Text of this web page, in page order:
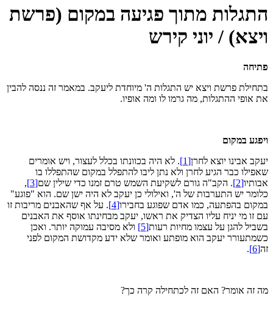
התגלות מתוך פגיעה במקום (פרשת
ויצא) / יוני קירש
פתיחה
בתחילת פרשת ויצא יש התגלות ה' מיוחדת ליעקב. במאמר זה ננסה להבין
את אופי ההתגלות, מה גרמו לו ומה אופיו.
ויפגע במקום
יעקב אבינו יוצא לחרן[1]
. לא היה בכוונתו בכלל לעצור, ויש אומרים
שאפילו כבר הגיע לחרן ולא נתן ליבו להתפלל במקום שהתפללו בו
אבותיו[2] . הקב"ה גורם לשקיעת השמש טרם זמנו כדי שילין שם[3]
,
כלומר יש התערבות של ה', ואילולי כן יעקב לא היה ישן שם. הוא "פוגע"
במקום בהפתעה, כמו אדם שפוגע בחבירו[4]
. על אף שהאבנים מריבות זו
עם זו מי יניח עליו הצדיק את ראשו, יעקב מבחינתו אוסף את האבנים
בשביל להגן על עצמו מחיות רעות[5]
ולא מסיבה עמוקה יותר. ואכן
כשמתעורר יעקב הוא מופתע ואומר שלא ידע מקדושת המקום לפני
זה[6]
.
מה זה אומר? האם זה לכתחילה קרה כך?